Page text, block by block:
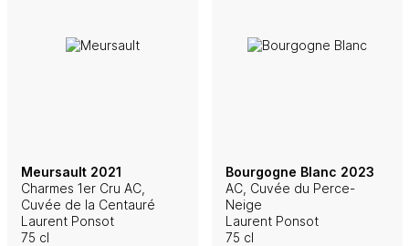
Meursault 2021
Charmes 1er Cru AC,
Cuvée de la Centauré
Laurent Ponsot
75 cl
Bourgogne Blanc 2023
AC, Cuvée du Perce-
Neige
Laurent Ponsot
75 cl